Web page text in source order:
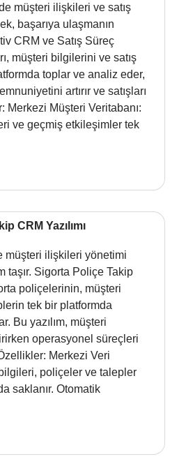
müşteri ilişkileri ve satış
başarıya ulaşmanın
CRM ve Satış Süreç
müşteri bilgilerini ve satış
toplar ve analiz eder,
artırır ve satışları
Merkezi Müşteri Veritabanı:
ve geçmiş etkileşimler tek
CRM Yazılımı
müşteri ilişkileri yönetimi
taşır. Sigorta Poliçe Takip
poliçelerinin, müşteri
tek bir platformda
Bu yazılım, müşteri
operasyonel süreçleri
Merkezi Veri
poliçeler ve talepler
saklanır. Otomatik